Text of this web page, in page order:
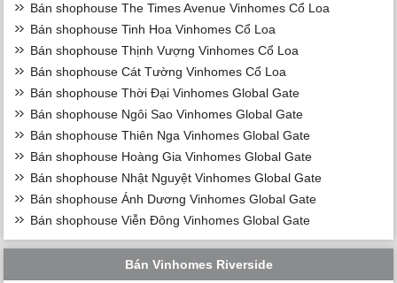
Bán shophouse The Times Avenue Vinhomes Cổ Loa
Bán shophouse Tinh Hoa Vinhomes Cổ Loa
Bán shophouse Thịnh Vượng Vinhomes Cổ Loa
Bán shophouse Cát Tường Vinhomes Cổ Loa
Bán shophouse Thời Đại Vinhomes Global Gate
Bán shophouse Ngôi Sao Vinhomes Global Gate
Bán shophouse Thiên Nga Vinhomes Global Gate
Bán shophouse Hoàng Gia Vinhomes Global Gate
Bán shophouse Nhật Nguyệt Vinhomes Global Gate
Bán shophouse Ánh Dương Vinhomes Global Gate
Bán shophouse Viễn Đông Vinhomes Global Gate
Bán Vinhomes Riverside